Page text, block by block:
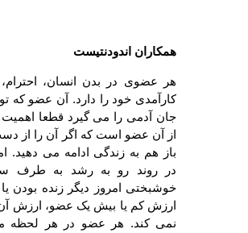
همکاران اندودنتیست
هر عضوی در بدن انسان،
کارآمدی خود را دارد. آن عضو که
جان آدمی را می گیرد قطعا
از آن عضو است که اگر آن را از
باز هم به زندگی ادامه می دهید.
در روند رو به رشد به طرف
خوشبختی امروز دیگر زنده بودن
ارزش کم یا بیش یک عضو، ارزش آن
نمی کند. هر عضو در هر لحظه